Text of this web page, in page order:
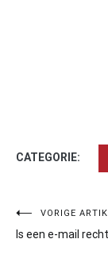
CATEGORIE:
Bericht
navigatie
VORIGE
Is een e-mail